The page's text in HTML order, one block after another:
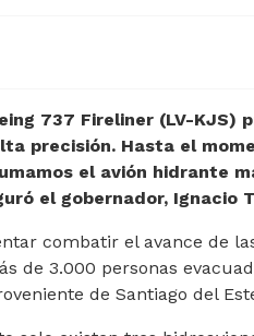
737 Fireliner (LV-
precisión. Hasta el
el avión hidrante
el gobernador, Ignacio
combatir el avance de
de 3.000 personas
de Santiago del